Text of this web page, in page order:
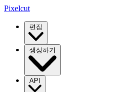
Pixelcut
편집
생성하기
API